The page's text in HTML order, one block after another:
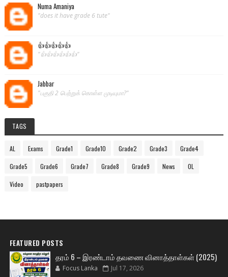
Numa Amaniya
"does it have grade 6 tute"
👍👍👍👍👍
"👍👍👍👍👍👍"
Jabbar
"பகுதி 2 பெற்றுக் கொள்ள முடியுமா?"
TAGS
AL Exams Grade1 Grade10 Grade2 Grade3 Grade4
Grade5 Grade6 Grade7 Grade8 Grade9 News OL
Video pastpapers
FEATURED POSTS
தரம் 6 – இரண்டாம் தவணை வினாத்தாள்கள் (2025)
Focus Lanka Jul 17, 2026